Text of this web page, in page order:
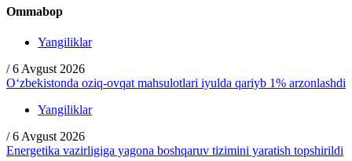
Ommabop
Yangiliklar
/ 6 Avgust 2026
O‘zbekistonda oziq-ovqat mahsulotlari iyulda qariyb 1% arzonlashdi
Yangiliklar
/ 6 Avgust 2026
Energetika vazirligiga yagona boshqaruv tizimini yaratish topshirildi